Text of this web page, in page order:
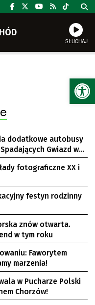
SŁUCHAJ
dodatkowe autobusy
Gwiazd w
XX i
festyn rodzinny
znów otwarta.
w tym roku
Faworytem
marzenia!
w Pucharze Polski
Chorzów!